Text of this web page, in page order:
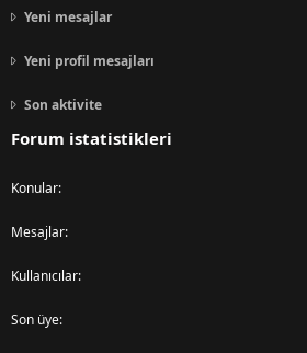
Yeni mesajlar
Yeni profil mesajları
Son aktivite
Forum istatistikleri
Konular
Mesajlar
Kullanıcılar
Son üye